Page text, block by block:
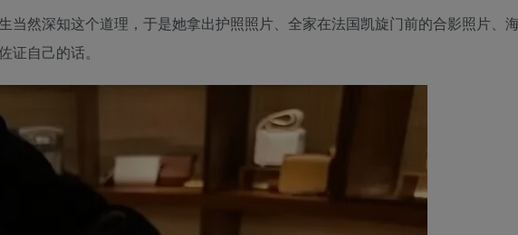
当然深知这个道理，于是她拿出护照照片、全家在法国凯旋门前的合影照片、
自己的话。